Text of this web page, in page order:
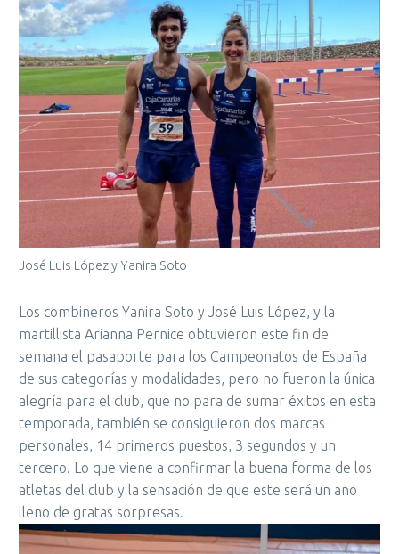
José Luis López y Yanira Soto
Los combineros Yanira Soto y José Luis López, y la
martillista Arianna Pernice obtuvieron este fin de
semana el pasaporte para los Campeonatos de España
de sus categorías y modalidades, pero no fueron la única
alegría para el club, que no para de sumar éxitos en esta
temporada, también se consiguieron dos marcas
personales, 14 primeros puestos, 3 segundos y un
tercero. Lo que viene a confirmar la buena forma de los
atletas del club y la sensación de que este será un año
lleno de gratas sorpresas.